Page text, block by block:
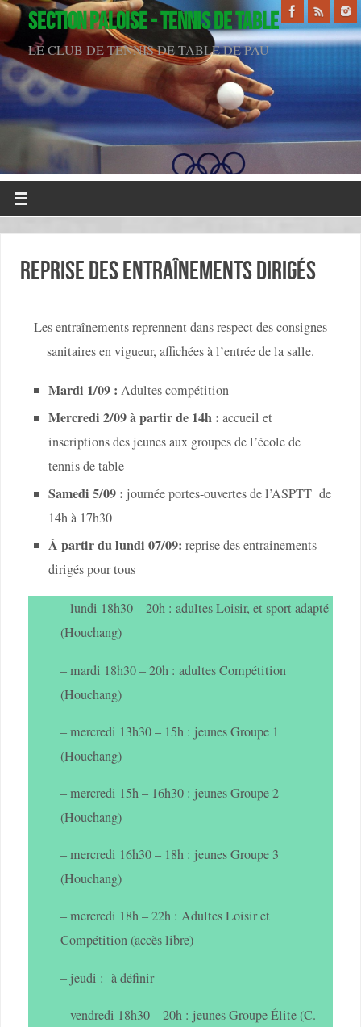
SECTION PALOISE - TENNIS DE TABLE
LE CLUB DE TENNIS DE TABLE DE PAU
REPRISE des entraînements dirigés
Les entraînements reprennent dans respect des consignes
sanitaires en vigueur, affichées à l’entrée de la salle.
Mardi 1/09 : Adultes compétition
Mercredi 2/09 à partir de 14h : accueil et
inscriptions des jeunes aux groupes de l’école de
tennis de table
Samedi 5/09 : journée portes-ouvertes de l’ASPTT de
14h à 17h30
À partir du lundi 07/09: reprise des entrainements
dirigés pour tous
– lundi 18h30 – 20h : adultes Loisir, et sport adapté
(Houchang)
– mardi 18h30 – 20h : adultes Compétition
(Houchang)
– mercredi 13h30 – 15h : jeunes Groupe 1
(Houchang)
– mercredi 15h – 16h30 : jeunes Groupe 2
(Houchang)
– mercredi 16h30 – 18h : jeunes Groupe 3
(Houchang)
– mercredi 18h – 22h : Adultes Loisir et
Compétition (accès libre)
– jeudi : à définir
– vendredi 18h30 – 20h : jeunes Groupe Élite (C.